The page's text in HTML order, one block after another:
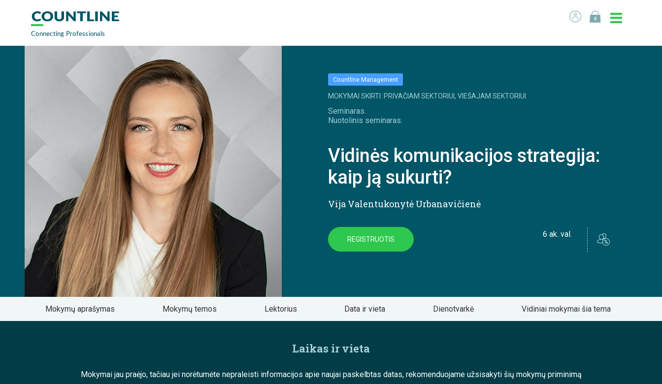
0
Countline Management
MOKYMAI SKIRTI: PRIVAČIAM SEKTORIUI, VIEŠAJAM SEKTORIUI
Seminaras.
Nuotolinis seminaras.
Vidinės komunikacijos strategija:
kaip ją sukurti?
Vija Valentukonytė Urbanavičienė
REGISTRUOTIS
6 ak. val.
Mokymų aprašymas Mokymų temos Lektorius Data ir vieta Dienotvarkė Vidiniai mokymai šia tema
Laikas ir vieta
Mokymai jau praėjo, tačiau jei norėtumėte nepraleisti informacijos apie naujai paskelbtas datas, rekomenduojame užsisakyti šių mokymų priminimą